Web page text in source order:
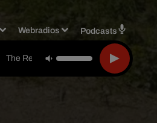
Webradios Podcasts
The Rembrandts